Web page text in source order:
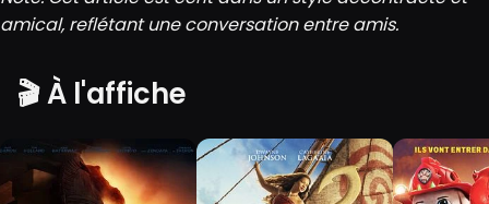
amical, reflétant une conversation entre amis.
🎬 À l'affiche